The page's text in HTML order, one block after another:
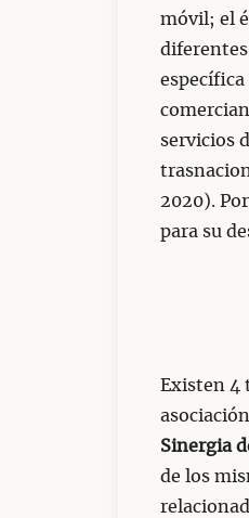
móvil; el
diferentes
específica
servicios
2020).
para su
Existen 4
Sinergia
de los